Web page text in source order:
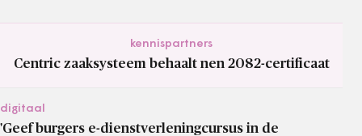
kennispartners
Centric zaaksysteem behaalt nen 2082-certificaat
digitaal
'Geef burgers e-dienstverleningcursus in de